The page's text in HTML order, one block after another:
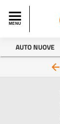
AUTO NUOVE
arrow_back